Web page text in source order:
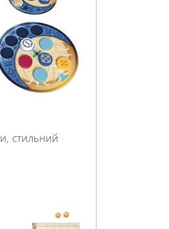
стильний